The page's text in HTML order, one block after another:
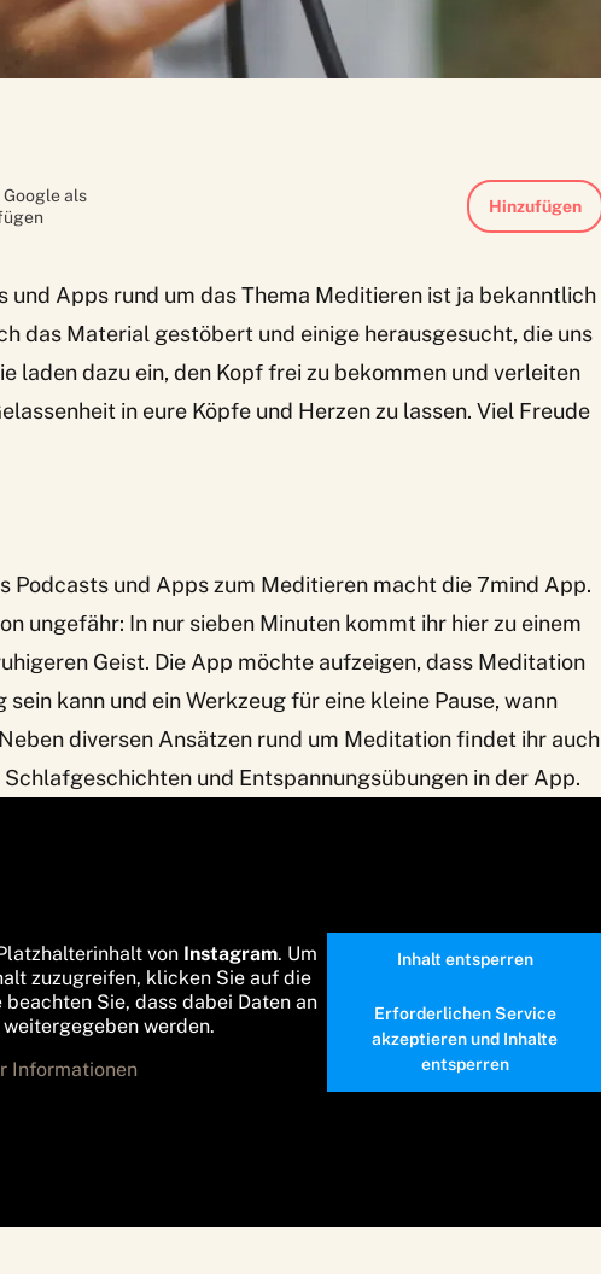
als
Hinzufügen
und Apps rund um das Thema Meditieren ist ja bekanntlich
das Material gestöbert und einige herausgesucht, die uns
laden dazu ein, den Kopf frei zu bekommen und verleiten
in eure Köpfe und Herzen zu lassen. Viel Freude
Podcasts und Apps zum Meditieren macht die7mind App.
ungefähr: In nur sieben Minuten kommt ihr hier zu einem
Geist. Die App möchte aufzeigen, dass Meditation
kann und ein Werkzeug für eine kleine Pause, wann
diversen Ansätzen rund um Meditation findet ihr auch
Schlafgeschichten und Entspannungsübungen in der App.
von Instagram. Um
zuzugreifen, klicken Sie auf die
Sie, dass dabei Daten an
werden.
Informationen
Inhalt entsperren
Erforderlichen Service
akzeptieren und Inhalte
entsperren